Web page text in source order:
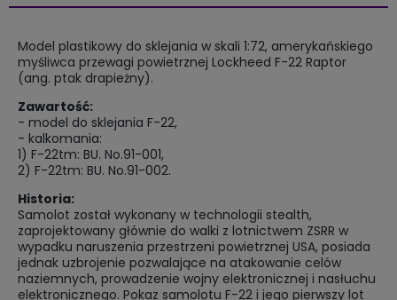
Model plastikowy do sklejania w skali 1:72, amerykańskiego
myśliwca przewagi powietrznej Lockheed F-22 Raptor
(ang. ptak drapieżny).
Zawartość:
- model do sklejania F-22,
- kalkomania:
1) F-22tm: BU. No.91-001,
2) F-22tm: BU. No.91-002.
Historia:
Samolot został wykonany w technologii stealth,
zaprojektowany głównie do walki z lotnictwem ZSRR w
wypadku naruszenia przestrzeni powietrznej USA, posiada
jednak uzbrojenie pozwalające na atakowanie celów
naziemnych, prowadzenie wojny elektronicznej i nasłuchu
elektronicznego. Pokaz samolotu F-22 i jego pierwszy lot